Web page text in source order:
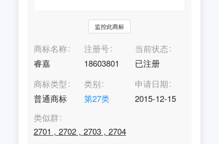
监控此商标
商标名称
睿嘉
注册号
18603801
当前状态
已注册
商标类型
普通商标
类别
第27类
申请日期
2015-12-15
类似群
2701 , 2702, 2703, 2704